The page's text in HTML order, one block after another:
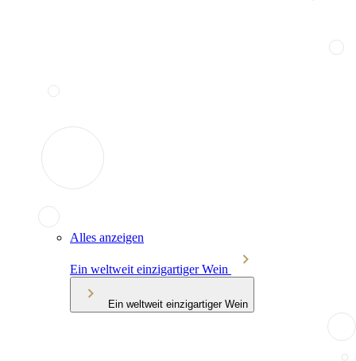
Alles anzeigen
Ein weltweit einzigartiger Wein
Ein weltweit einzigartiger Wein